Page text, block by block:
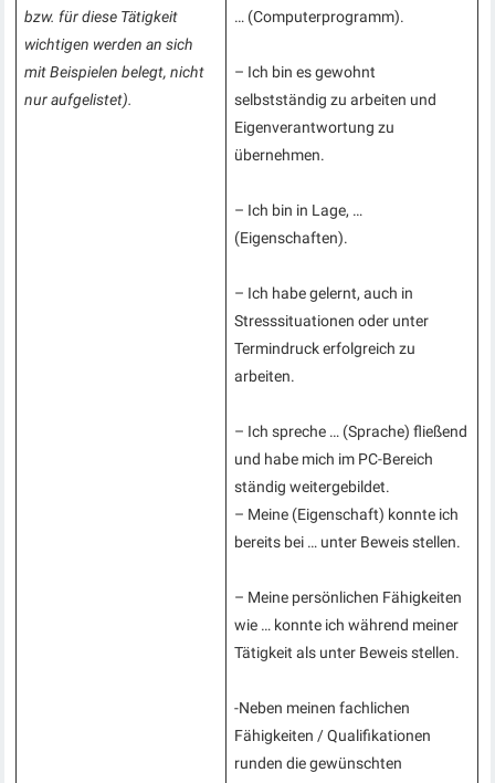
bzw. für diese Tätigkeit
wichtigen werden an sich
mit Beispielen belegt, nicht
nur aufgelistet).
… (Computerprogramm).
– Ich bin es gewohnt
selbstständig zu arbeiten und
Eigenverantwortung zu
übernehmen.
– Ich bin in Lage, …
(Eigenschaften).
– Ich habe gelernt, auch in
Stresssituationen oder unter
Termindruck erfolgreich zu
arbeiten.
– Ich spreche … (Sprache) fließend
und habe mich im PC-Bereich
ständig weitergebildet.
– Meine (Eigenschaft) konnte ich
bereits bei … unter Beweis stellen.
– Meine persönlichen Fähigkeiten
wie … konnte ich während meiner
Tätigkeit als unter Beweis stellen.
-Neben meinen fachlichen
Fähigkeiten / Qualifikationen
runden die gewünschten